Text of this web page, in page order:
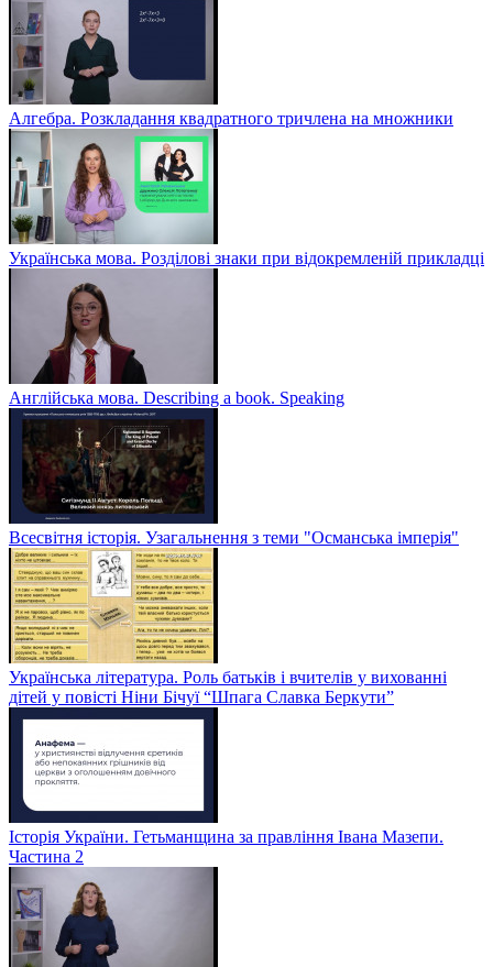
Алгебра. Розкладання квадратного тричлена на множники
Українська мова. Розділові знаки при відокремленій прикладці
Англійська мова. Describing a book. Speaking
Всесвітня історія. Узагальнення з теми "Османська імперія"
Українська література. Роль батьків і вчителів у вихованні
дітей у повісті Ніни Бічуї “Шпага Славка Беркути”
Історія України. Гетьманщина за правління Івана Мазепи.
Частина 2